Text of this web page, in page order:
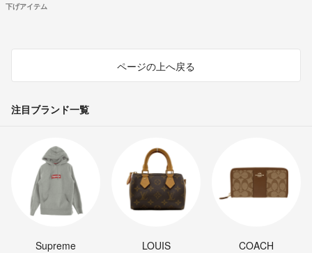
下げアイテム
ページの上へ戻る
注目ブランド一覧
Supreme
LOUIS
COACH